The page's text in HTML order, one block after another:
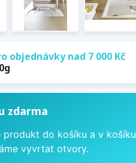
objednávky nad 7 000 Kč
zdarma
do košíku a v košíku
vyvrtat otvory.